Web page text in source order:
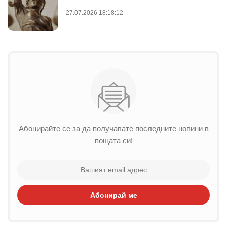
27.07.2026 18:18:12
Абонирайте се за да получавате последните новини в
пощата си!
Абонирай ме